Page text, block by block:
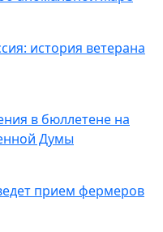
история ветерана
в бюллетене на
Думы
прием фермеров